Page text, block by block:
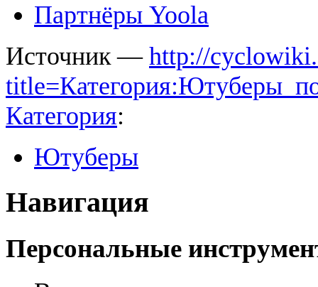
Партнёры Yoola
Источник — http://
Категория:
Ютуберы
Навигация
Персональные